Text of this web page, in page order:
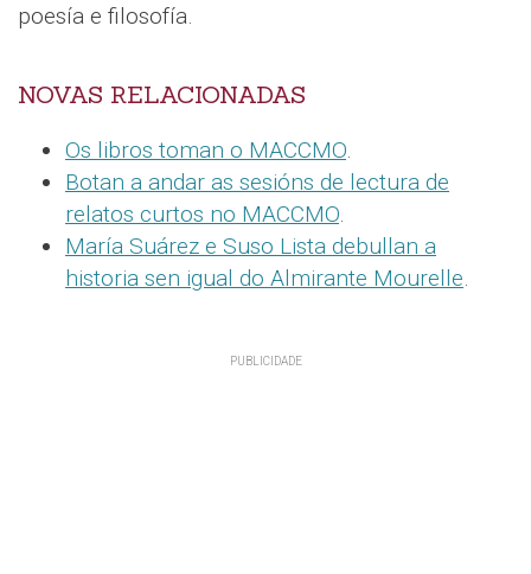
poesía e filosofía.
NOVAS RELACIONADAS
Os libros toman o MACCMO.
Botan a andar as sesións de lectura de
relatos curtos no MACCMO.
María Suárez e Suso Lista debullan a
historia sen igual do Almirante Mourelle.